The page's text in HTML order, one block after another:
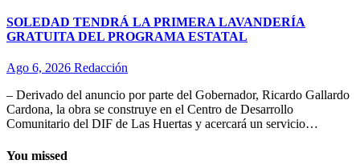
SOLEDAD TENDRÁ LA PRIMERA LAVANDERÍA
GRATUITA DEL PROGRAMA ESTATAL
Ago 6, 2026 Redacción
– Derivado del anuncio por parte del Gobernador, Ricardo Gallardo
Cardona, la obra se construye en el Centro de Desarrollo
Comunitario del DIF de Las Huertas y acercará un servicio…
You missed